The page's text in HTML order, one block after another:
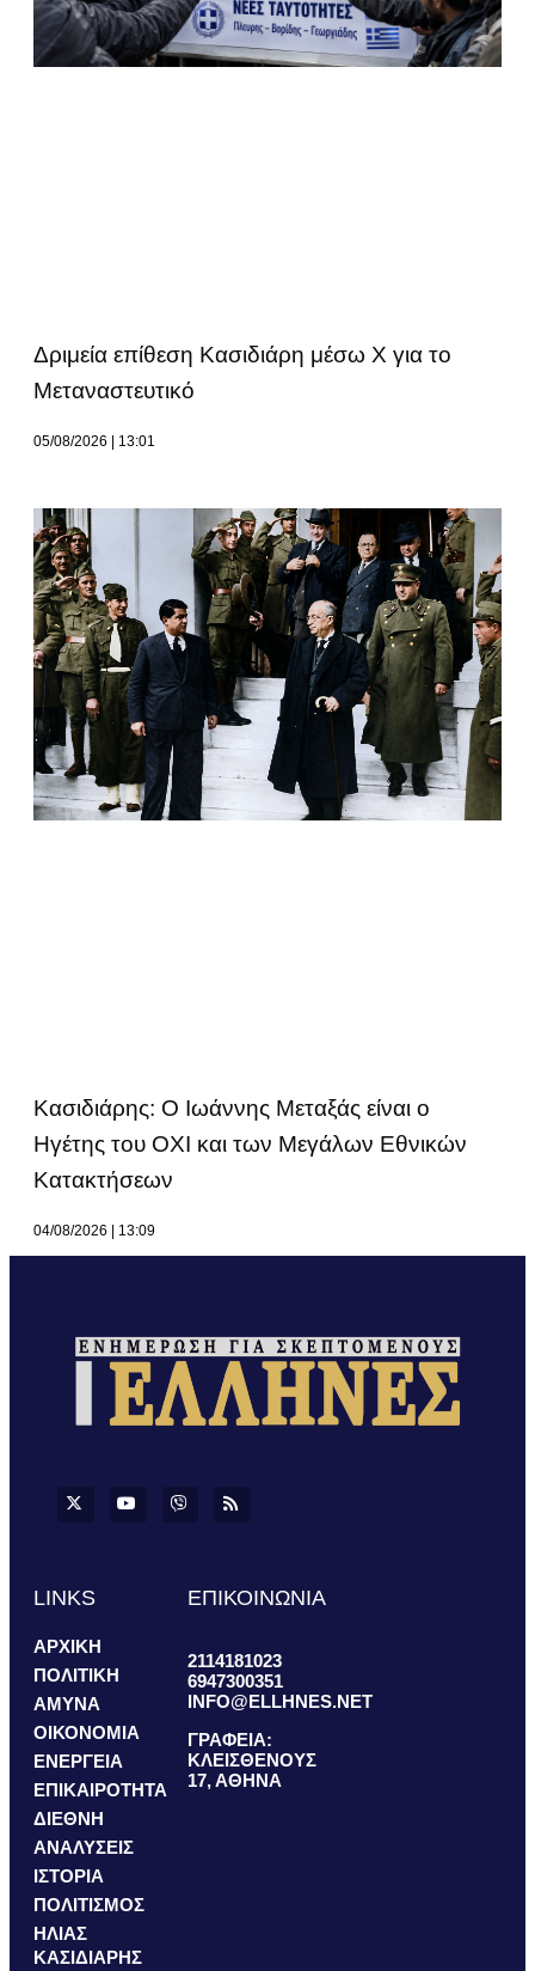
Δριμεία επίθεση Κασιδιάρη μέσω Χ για το
Μεταναστευτικό
05/08/2026 13:01
Κασιδιάρης: Ο Ιωάννης Μεταξάς είναι ο
Ηγέτης του ΟΧΙ και των Μεγάλων Εθνικών
Κατακτήσεων
04/08/2026 13:09
LINKS
ΑΡΧΙΚΗ
ΠΟΛΙΤΙΚΗ
ΑΜΥΝΑ
ΟΙΚΟΝΟΜΙΑ
ΕΝΕΡΓΕΙΑ
ΕΠΙΚΑΙΡΟΤΗΤΑ
ΔΙΕΘΝΗ
ΑΝΑΛΥΣΕΙΣ
ΙΣΤΟΡΙΑ
ΠΟΛΙΤΙΣΜΟΣ
ΗΛΙΑΣ
ΚΑΣΙΔΙΑΡΗΣ
ΕΠΙΚΟΙΝΩΝΙΑ
2114181023
6947300351
INFO@ELLHNES.NET
ΓΡΑΦΕΙΑ:
ΚΛΕΙΣΘΕΝΟΥΣ
17, ΑΘΗΝΑ